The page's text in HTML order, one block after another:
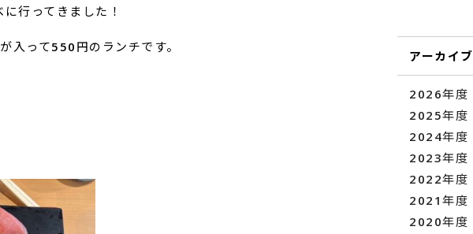
行ってきました！
入って550円のランチです。
アーカイブ
2026年度
2025年度
2024年度
2023年度
2022年度
2021年度
2020年度